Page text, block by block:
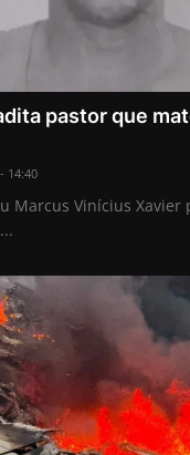
pastor que
14:40
Marcus Vinícius Xavier